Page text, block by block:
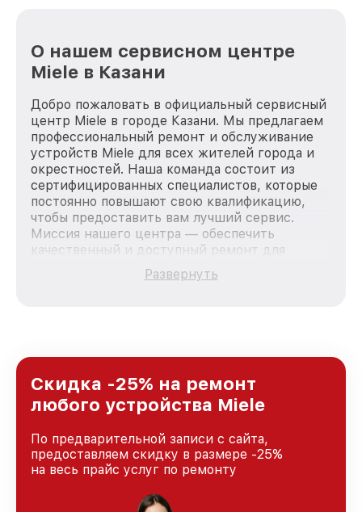
О нашем сервисном центре
Miele в Казани
Добро пожаловать в официальный сервисный
центр Miele в городе Казани. Мы предлагаем
профессиональный ремонт и обслуживание
устройств Miele для всех жителей города и
окрестностей. Наша команда состоит из
сертифицированных специалистов, которые
постоянно повышают свою квалификацию,
чтобы предоставить вам лучший сервис.
Миссия нашего центра — обеспечить
качественный и доступный ремонт для
каждого пользователя продукции Miele, вне
зависимости от сложности поломки. Мы
и лояльности наших клиентов.
Развернуть
Скидка -25% на ремонт
любого устройства Miele
По предварительной записи с сайта,
предоставляем скидку в размере -25%
на весь прайс услуг по ремонту